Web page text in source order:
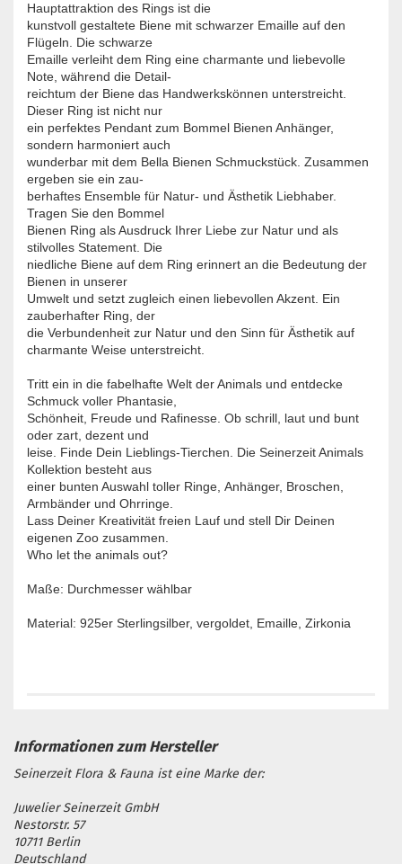
Hauptattraktion des Rings ist die
kunstvoll gestaltete Biene mit schwarzer Emaille auf den
Flügeln. Die schwarze
Emaille verleiht dem Ring eine charmante und liebevolle
Note, während die Detail-
reichtum der Biene das Handwerkskönnen unterstreicht.
Dieser Ring ist nicht nur
ein perfektes Pendant zum Bommel Bienen Anhänger,
sondern harmoniert auch
wunderbar mit dem Bella Bienen Schmuckstück. Zusammen
ergeben sie ein zau-
berhaftes Ensemble für Natur- und Ästhetik Liebhaber.
Tragen Sie den Bommel
Bienen Ring als Ausdruck Ihrer Liebe zur Natur und als
stilvolles Statement. Die
niedliche Biene auf dem Ring erinnert an die Bedeutung der
Bienen in unserer
Umwelt und setzt zugleich einen liebevollen Akzent. Ein
zauberhafter Ring, der
die Verbundenheit zur Natur und den Sinn für Ästhetik auf
charmante Weise unterstreicht.
Tritt ein in die fabelhafte Welt der Animals und entdecke
Schmuck voller Phantasie,
Schönheit, Freude und Rafinesse. Ob schrill, laut und bunt
oder zart, dezent und
leise. Finde Dein Lieblings-Tierchen. Die Seinerzeit Animals
Kollektion besteht aus
einer bunten Auswahl toller Ringe, Anhänger, Broschen,
Armbänder und Ohrringe.
Lass Deiner Kreativität freien Lauf und stell Dir Deinen
eigenen Zoo zusammen.
Who let the animals out?
Maße: Durchmesser wählbar
Material: 925er Sterlingsilber, vergoldet, Emaille, Zirkonia
Seinerzeit Flora & Fauna ist eine Marke der:
Juwelier Seinerzeit GmbH
Nestorstr. 57
10711 Berlin
Deutschland